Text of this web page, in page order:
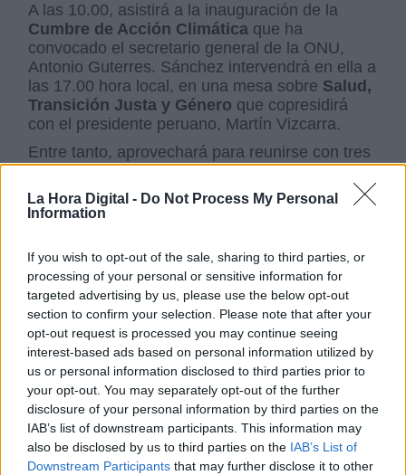
La Hora Digital - Do Not Process My Personal
Information
If you wish to opt-out of the sale, sharing to third parties, or
processing of your personal or sensitive information for
targeted advertising by us, please use the below opt-out
section to confirm your selection. Please note that after your
opt-out request is processed you may continue seeing
interest-based ads based on personal information utilized by
us or personal information disclosed to third parties prior to
your opt-out. You may separately opt-out of the further
disclosure of your personal information by third parties on the
IAB’s list of downstream participants. This information may
also be disclosed by us to third parties on the IAB’s List of
Downstream Participants that may further disclose it to other
A las 10.00, asistirá a la inauguración de la
Cumbre de Acción Climática que ha
convocado el secretario general de la ONU,
Antonio Guterres. Sánchez intervendrá en ella a
las 17.00 hora local, en una mesa sobre Salud,
Transición Justa y Género que copresidirá
con el presidente peruano, Martín Vizcarra.
Entre tanto, aprovechará para reunirse con tres
jóvenes activistas españoles, entre ellos la
representante española en la Cumbre Juvenil,
Patricia Ramos. También copresidirá una
convocado por Guterres con jefes de Estado y
Gobierno y directivos de empresas que quieren
contribuir contra el cambio climático.
Además, grabará un mensaje para elCírculo
de Liderazgocontra los abusos en operaciones
de mantenimiento de la paz y participará en un
diálogo de líderes sobre respuestas
estratégicas contra las narrativas del terrorismo
y extremismo violento, promovido por el Rey
Hussein de Jordania, el presidente francés,
Emmanuel Macron; la primera ministra Ardern y